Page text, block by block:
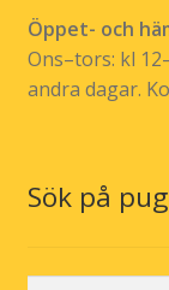
Öppet- och
Ons–tors: kl
andra dagar.
Sök på